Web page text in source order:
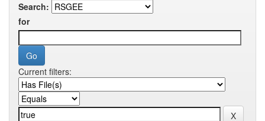
Search:
for
Current filters: